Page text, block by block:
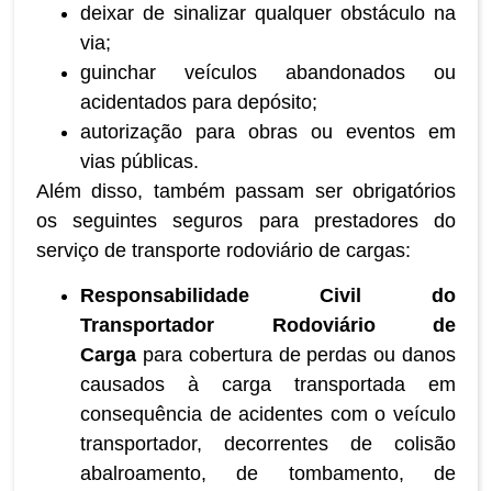
deixar de sinalizar qualquer obstáculo na
via;
guinchar veículos abandonados ou
acidentados para depósito;
autorização para obras ou eventos em
vias públicas.
Além disso, também passam ser obrigatórios
os seguintes seguros para prestadores do
serviço de transporte rodoviário de cargas:
Responsabilidade Civil do
Transportador Rodoviário de
Carga para cobertura de perdas ou danos
causados à carga transportada em
consequência de acidentes com o veículo
transportador, decorrentes de colisão
abalroamento, de tombamento, de